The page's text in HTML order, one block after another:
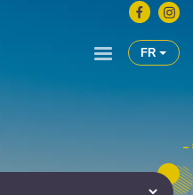
FR